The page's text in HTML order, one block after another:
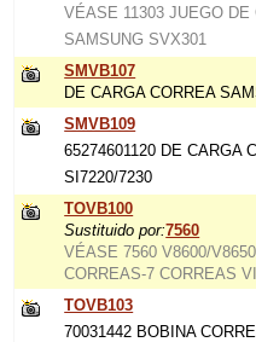
VÉASE 11303 JUEGO DE
SAMSUNG SVX301
SMVB107
DE CARGA CORREA
SMVB109
65274601120 DE CARGA
SI7220/7230
TOVB100
Sustituido por:7560
VÉASE 7560 V8600/
CORREAS-7 CORREAS
TOVB103
70031442 BOBINA